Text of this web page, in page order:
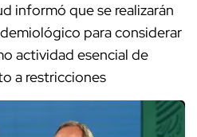
informó que se realizarán
para considerar
actividad esencial de
a restricciones